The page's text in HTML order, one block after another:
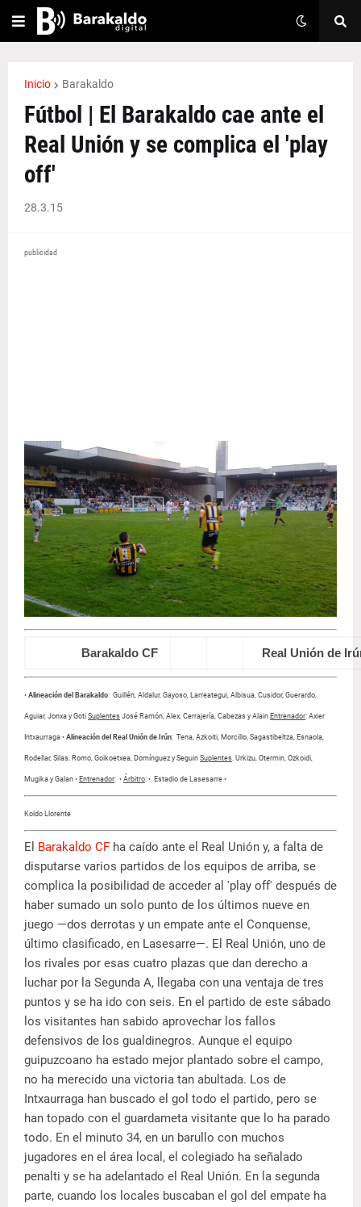
Inicio Barakaldo
Fútbol | El Barakaldo cae ante el
Real Unión y se complica el 'play
off'
28.3.15
publicidad
Barakaldo CF Real Unión de
• Alineación del Barakaldo: Guillén, Aldalur, Gayoso, Larreategui, Albisua, Cusidor, Guerardo,
Aguiar, Jonxa y Goti Suplentes José Ramón, Alex, Cerrajería, Cabezas y Alain Entrenador: Axier
Intxaurraga • Alineación del Real Unión de Irún: Tena, Azkoiti, Morcillo, Sagastibeltza, Esnaola,
Rodellar, Silas, Romo, Goikoetxea, Domínguez y Seguin Suplentes. Urkizu, Otermin, Ozkoidi,
Mugika y Galan • Entrenador: • Árbitro: • Estadio de Lasesarre •
Koldo Llorente
El Barakaldo CF ha caído ante el Real Unión y, a falta de
disputarse varios partidos de los equipos de arriba, se
complica la posibilidad de acceder al 'play off' después de
haber sumado un solo punto de los últimos nueve en
juego —dos derrotas y un empate ante el Conquense,
último clasificado, en Lasesarre—. El Real Unión, uno de
los rivales por esas cuatro plazas que dan derecho a
luchar por la Segunda A, llegaba con una ventaja de tres
puntos y se ha ido con seis. En el partido de este sábado
los visitantes han sabido aprovechar los fallos
defensivos de los gualdinegros. Aunque el equipo
guipuzcoano ha estado mejor plantado sobre el campo,
no ha merecido una victoria tan abultada. Los de
Intxaurraga han buscado el gol todo el partido, pero se
han topado con el guardameta visitante que lo ha parado
todo. En el minuto 34, en un barullo con muchos
jugadores en el área local, el colegiado ha señalado
penalti y se ha adelantado el Real Unión. En la segunda
parte, cuando los locales buscaban el gol del empate ha